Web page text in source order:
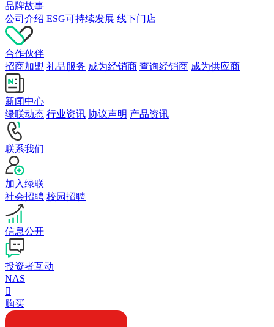
品牌故事
公司介绍 ESG可持续发展 线下门店
合作伙伴
招商加盟 礼品服务 成为经销商 查询经销商 成为供应商
新闻中心
绿联动态 行业资讯 协议声明 产品资讯
联系我们
加入绿联
社会招聘 校园招聘
信息公开
投资者互动
NAS

购买